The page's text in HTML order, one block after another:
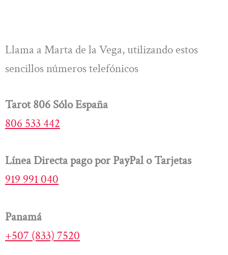
Llama a Marta de la Vega, utilizando estos
sencillos números telefónicos
Tarot 806 Sólo España
806 533 442
Línea Directa pago por PayPal o Tarjetas
919 991 040
Panamá
+507 (833) 7520